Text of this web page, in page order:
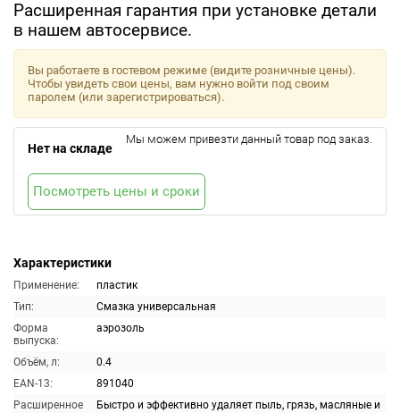
Расширенная гарантия при установке детали
в нашем автосервисе.
Характеристики
Применение:
пластик
Тип:
Смазка универсальная
Форма
выпуска:
аэрозоль
Объём, л:
0.4
EAN-13:
891040
Расширенное
Быстро и эффективно удаляет пыль, грязь, масляные и
Вы работаете в гостевом режиме (видите розничные цены).
Чтобы увидеть свои цены, вам нужно войти под своим
паролем (или зарегистрироваться).
Нет на складе
Мы можем привезти данный товар под заказ.
Посмотреть цены и сроки